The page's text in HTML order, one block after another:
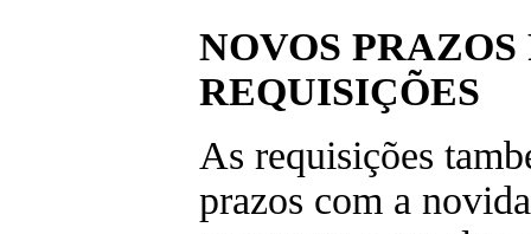
NOVOS PRAZOS
REQUISIÇÕES
As requisições
prazos com a